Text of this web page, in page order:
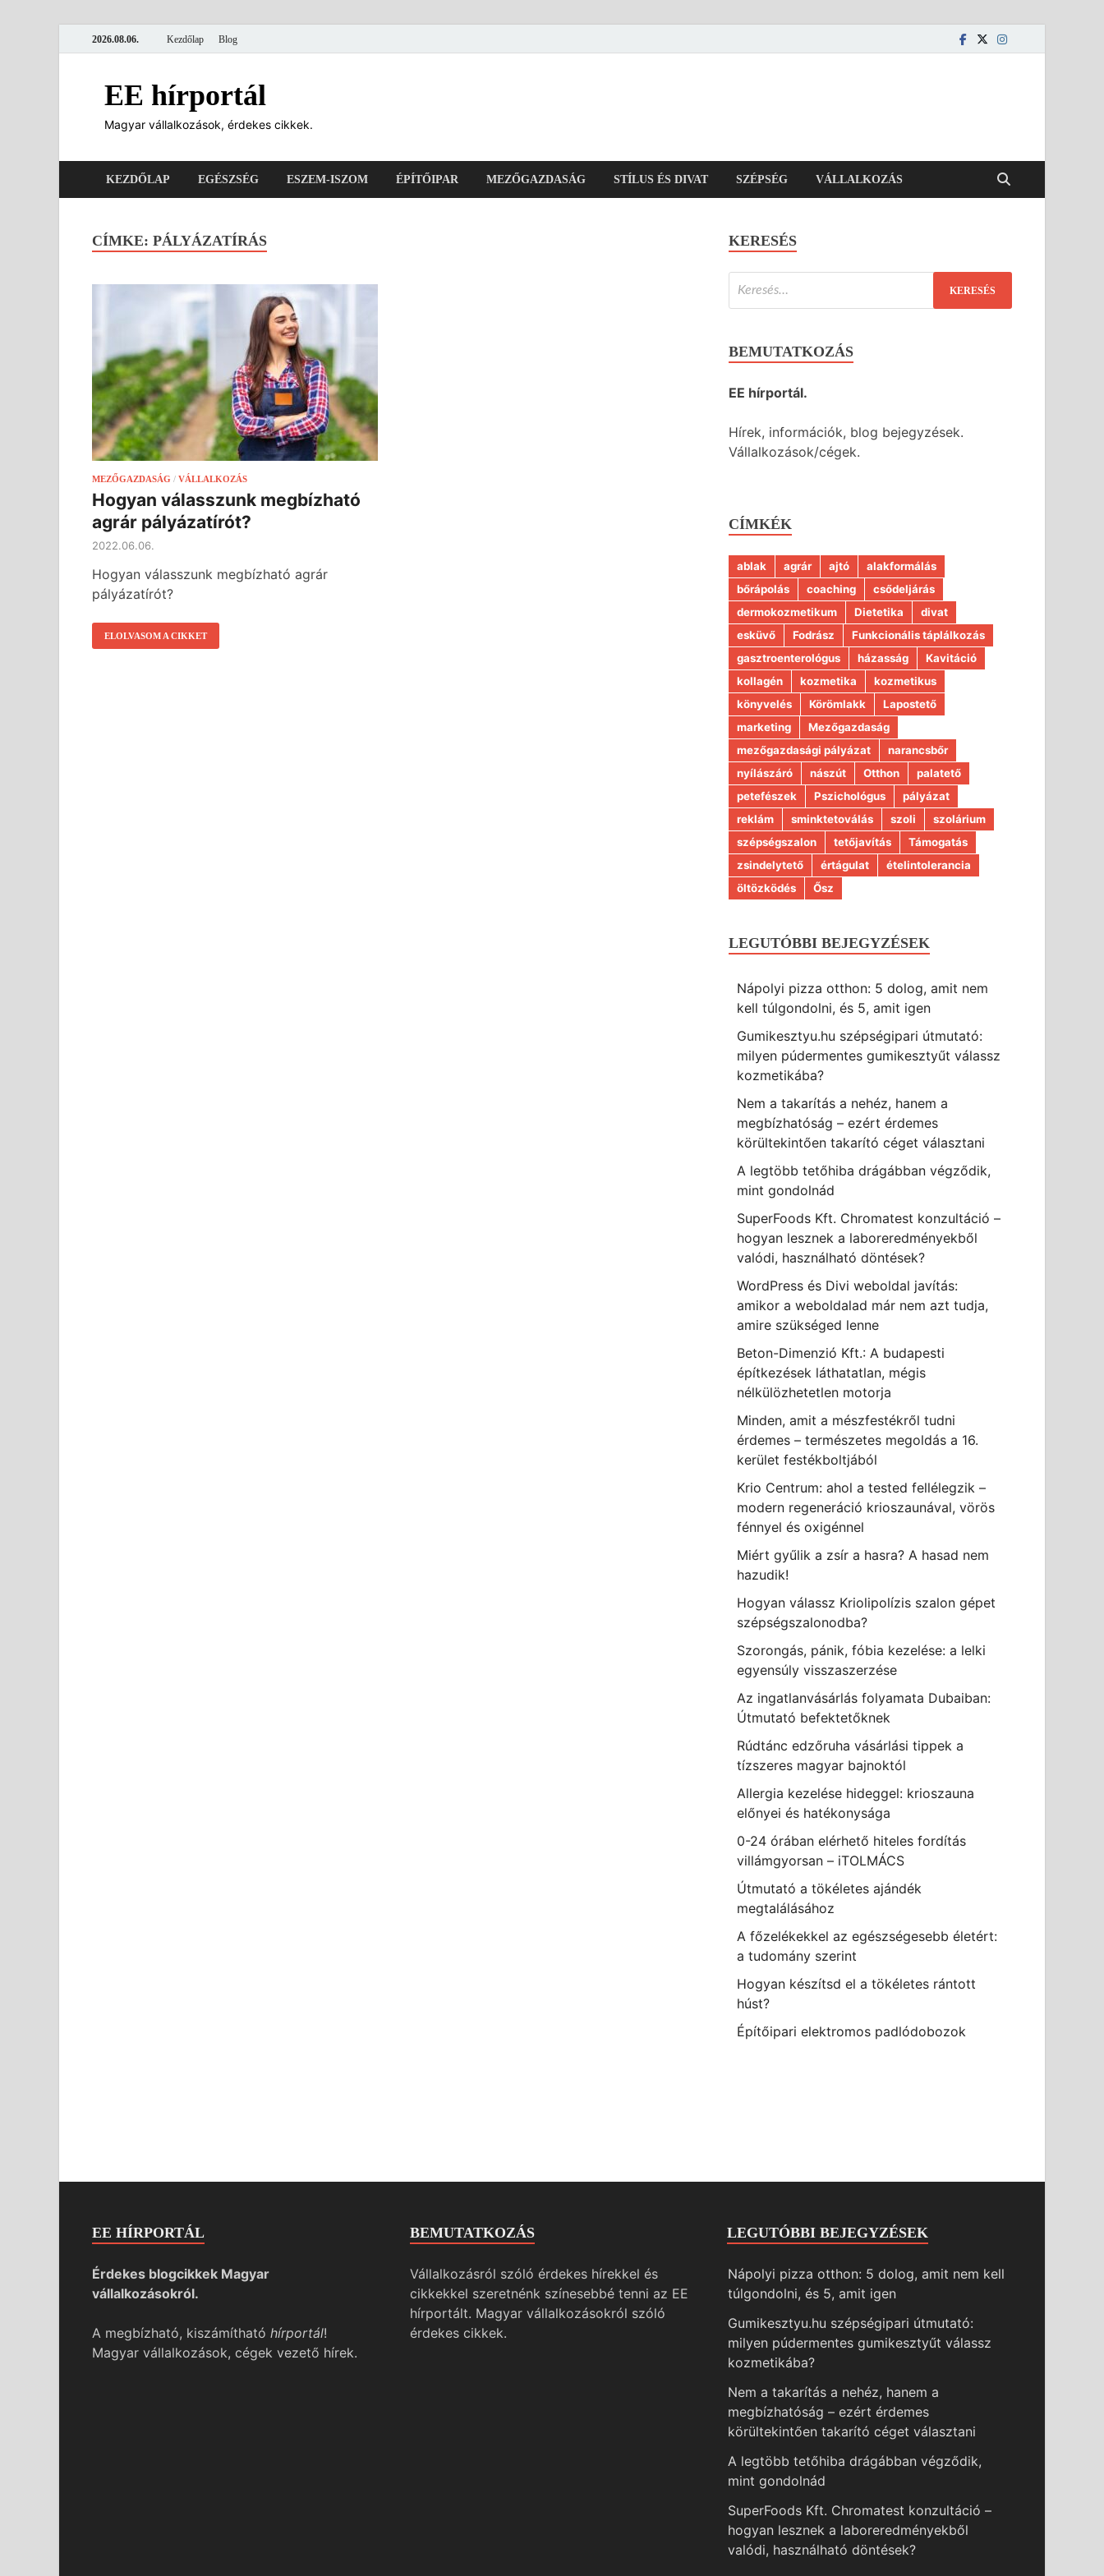
2026.08.06. Kezdőlap Blog
EE hírportál
Magyar vállalkozások, érdekes cikkek.
KEZDŐLAP EGÉSZSÉG ESZEM-ISZOM ÉPÍTŐIPAR MEZŐGAZDASÁG STÍLUS ÉS DIVAT SZÉPSÉG VÁLLALKOZÁS
CÍMKE: PÁLYÁZATÍRÁS
MEZŐGAZDASÁG / VÁLLALKOZÁS
Hogyan válasszunk megbízható
agrár pályázatírót?
2022.06.06.
Hogyan válasszunk megbízható agrár
pályázatírót?
ELOLVASOM A CIKKET
KERESÉS
BEMUTATKOZÁS
EE hírportál.
Hírek, információk, blog bejegyzések.
Vállalkozások/cégek.
CÍMKÉK
ablak agrár ajtó
alakformálás
bőrápolás
coaching
csődeljárás
dermokozmetikum
Dietetika
divat
esküvő
Fodrász
Funkcionális táplálkozás
gasztroenterológus
házasság
Kavitáció
kollagén
kozmetika
kozmetikus
könyvelés
Körömlakk
Lapostető
marketing
Mezőgazdaság
mezőgazdasági pályázat
narancsbőr
nyílászáró
nászút Otthon
palatető
petefészek
Pszichológus
pályázat
reklám
sminktetoválás szoli
szolárium
szépségszalon
tetőjavítás
Támogatás
zsindelytető
értágulat
ételintolerancia
öltözködés
Ősz
LEGUTÓBBI BEJEGYZÉSEK
Nápolyi pizza otthon: 5 dolog, amit nem
kell túlgondolni, és 5, amit igen
Gumikesztyu.hu szépségipari útmutató:
milyen púdermentes gumikesztyűt válassz
kozmetikába?
Nem a takarítás a nehéz, hanem a
megbízhatóság – ezért érdemes
körültekintően takarító céget választani
A legtöbb tetőhiba drágábban végződik,
mint gondolnád
SuperFoods Kft. Chromatest konzultáció –
hogyan lesznek a laboreredményekből
valódi, használható döntések?
WordPress és Divi weboldal javítás:
amikor a weboldalad már nem azt tudja,
amire szükséged lenne
Beton-Dimenzió Kft.: A budapesti
építkezések láthatatlan, mégis
nélkülözhetetlen motorja
Minden, amit a mészfestékről tudni
érdemes – természetes megoldás a 16.
kerület festékboltjából
Krio Centrum: ahol a tested fellélegzik –
modern regeneráció krioszaunával, vörös
fénnyel és oxigénnel
Miért gyűlik a zsír a hasra? A hasad nem
hazudik!
Hogyan válassz Kriolipolízis szalon gépet
szépségszalonodba?
Szorongás, pánik, fóbia kezelése: a lelki
egyensúly visszaszerzése
Az ingatlanvásárlás folyamata Dubaiban:
Útmutató befektetőknek
Rúdtánc edzőruha vásárlási tippek a
tízszeres magyar bajnoktól
Allergia kezelése hideggel: krioszauna
előnyei és hatékonysága
0-24 órában elérhető hiteles fordítás
villámgyorsan – iTOLMÁCS
Útmutató a tökéletes ajándék
megtalálásához
A főzelékekkel az egészségesebb életért:
a tudomány szerint
Hogyan készítsd el a tökéletes rántott
húst?
Építőipari elektromos padlódobozok
EE HÍRPORTÁL
Érdekes blogcikkek Magyar
vállalkozásokról.
A megbízható, kiszámítható hírportál!
Magyar vállalkozások, cégek vezető hírek.
BEMUTATKOZÁS
Vállalkozásról szóló érdekes hírekkel és
cikkekkel szeretnénk színesebbé tenni az EE
hírportált. Magyar vállalkozásokról szóló
érdekes cikkek.
LEGUTÓBBI BEJEGYZÉSEK
Nápolyi pizza otthon: 5 dolog, amit nem kell
túlgondolni, és 5, amit igen
Gumikesztyu.hu szépségipari útmutató:
milyen púdermentes gumikesztyűt válassz
kozmetikába?
Nem a takarítás a nehéz, hanem a
megbízhatóság – ezért érdemes
körültekintően takarító céget választani
A legtöbb tetőhiba drágábban végződik,
mint gondolnád
SuperFoods Kft. Chromatest konzultáció –
hogyan lesznek a laboreredményekből
valódi, használható döntések?